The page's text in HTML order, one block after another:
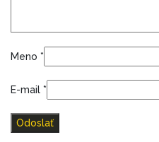
Meno *
E-mail *